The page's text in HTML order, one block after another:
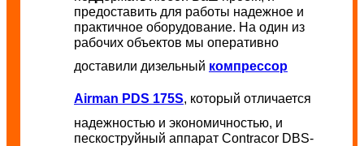
предоставить для работы надежное и
практичное оборудование. На один из
рабочих объектов мы оперативно
доставили дизельный компрессор
Airman PDS 175S, который отличается
надежностью и экономичностью, и
пескоструйный аппарат Contracor DBS-